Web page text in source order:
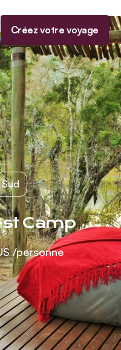
Créez votre voyage
Camp
/personne